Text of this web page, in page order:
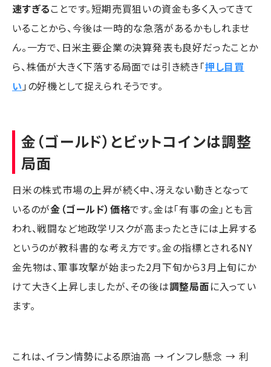
速すぎることです。短期売買狙いの資金も多く入ってきて
いることから、今後は一時的な急落があるかもしれませ
ん。一方で、日米主要企業の決算発表も良好だったことか
ら、株価が大きく下落する局面では引き続き「押し目買
い 」の好機として捉えられそうです。
金（ゴールド）とビットコインは調整
局面
日米の株式市場の上昇が続く中、冴えない動きとなって
いるのが金（ゴールド）価格です。金は「有事の金」とも言
われ、戦闘など地政学リスクが高まったときには上昇する
というのが教科書的な考え方です。金の指標とされるNY
金先物は、軍事攻撃が始まった2月下旬から3月上旬にか
けて大きく上昇しましたが、その後は調整局面に入ってい
ます。
これは、イラン情勢による原油高 → インフレ懸念 → 利